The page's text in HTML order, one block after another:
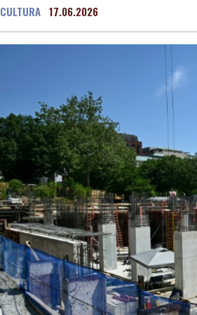
Mexico City
CULTURA 17.06.2026